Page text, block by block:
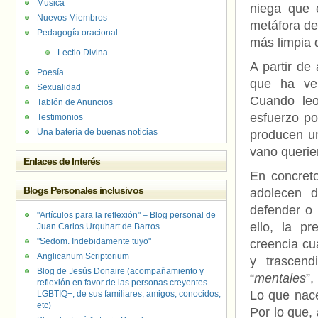
niega que
metáfora
más limpia
A partir de
que ha
Cuando
esfuerzo
producen
vano
En
adolecen
defender o
ello, la
creencia
y
“mentales
Lo que
Por lo que,
Música
Nuevos Miembros
Pedagogía oracional
Lectio Divina
Poesía
Sexualidad
Tablón de Anuncios
Testimonios
Una batería de buenas noticias
Enlaces de Interés
Blogs Personales inclusivos
"Artículos para la reflexión" – Blog personal de
Juan Carlos Urquhart de Barros.
"Sedom. Indebidamente tuyo"
Anglicanum Scriptorium
Blog de Jesús Donaire (acompañamiento y
reflexión en favor de las personas creyentes
LGBTIQ+, de sus familiares, amigos, conocidos,
etc)